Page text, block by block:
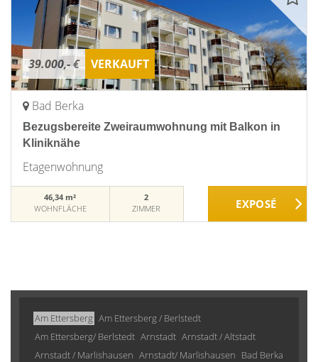
39.000,- € VERKAUFT
Bad Berka
Bezugsbereite Zweiraumwohnung mit Balkon in
Kliniknähe
Etagenwohnung
46,34 m²
WOHNFLÄCHE
2
ZIMMER
Am Ettersberg Am Ettersberg / Berlstedt
Am Ettersberg/ Berlstedt Arnstadt Arnstadt / Altstadt
Arnstadt / Marlishausen Arnstadt/ Marlishausen Bad Berka